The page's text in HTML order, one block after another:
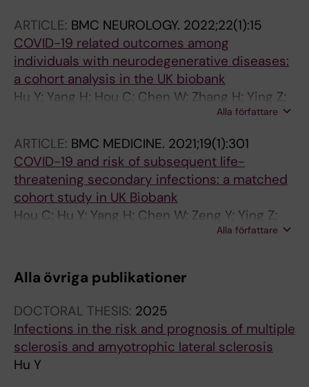
ARTICLE: BMC NEUROLOGY. 2022;22(1):15
COVID-19 related outcomes among
individuals with neurodegenerative diseases:
a cohort analysis in the UK biobank
Hu Y; Yang H; Hou C; Chen W; Zhang H; Ying Z;
Hu Y; Sun Y; Qu Y; Feychting M; Valdimarsdottir
Alla författare
ARTICLE: BMC MEDICINE. 2021;19(1):301
COVID-19 and risk of subsequent life-
threatening secondary infections: a matched
cohort study in UK Biobank
Hou C; Hu Y; Yang H; Chen W; Zeng Y; Ying Z;
Hu Y; Sun Y; Qu Y; Gottfredsson M;Alla författare
Alla övriga publikationer
DOCTORAL THESIS: 2025
Infections in the risk and prognosis of multiple
sclerosis and amyotrophic lateral sclerosis
Hu Y